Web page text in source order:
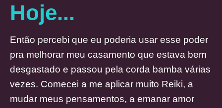
Hoje...
Então percebi que eu poderia usar esse poder
pra melhorar meu casamento que estava bem
desgastado e passou pela corda bamba várias
vezes. Comecei a me aplicar muito Reiki, a
mudar meus pensamentos, a emanar amor